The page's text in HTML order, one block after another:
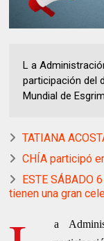
L a
participación del
Mundial de
TATIANA
CHÍA participó
ESTE SÁBADO
tienen una gran
a